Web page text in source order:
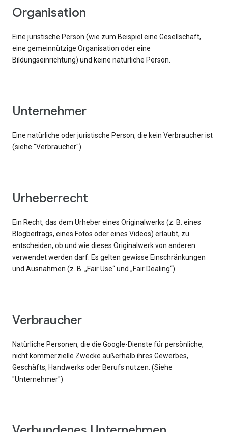
Organisation
Eine juristische Person (wie zum Beispiel eine Gesellschaft,
eine gemeinnützige Organisation oder eine
Bildungseinrichtung) und keine natürliche Person.
Unternehmer
Eine natürliche oder juristische Person, die kein Verbraucher ist
(siehe "Verbraucher").
Urheberrecht
Ein Recht, das dem Urheber eines Originalwerks (z. B. eines
Blogbeitrags, eines Fotos oder eines Videos) erlaubt, zu
entscheiden, ob und wie dieses Originalwerk von anderen
verwendet werden darf. Es gelten gewisse Einschränkungen
und Ausnahmen (z. B. „Fair Use“ und „Fair Dealing“).
Verbraucher
Natürliche Personen, die die Google-Dienste für persönliche,
nicht kommerzielle Zwecke außerhalb ihres Gewerbes,
Geschäfts, Handwerks oder Berufs nutzen. (Siehe
"Unternehmer")